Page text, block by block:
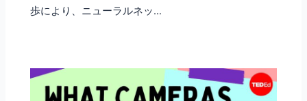
歩により、ニューラルネッ…